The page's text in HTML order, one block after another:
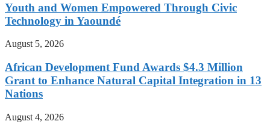
Youth and Women Empowered Through Civic
Technology in Yaoundé
August 5, 2026
African Development Fund Awards $4.3 Million
Grant to Enhance Natural Capital Integration in 13
Nations
August 4, 2026